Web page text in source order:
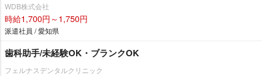
WDB株式会社
時給1,700円～1,750円
派遣社員 / 愛知県
歯科助手/未経験OK・ブランクOK
フェルナスデンタルクリニック